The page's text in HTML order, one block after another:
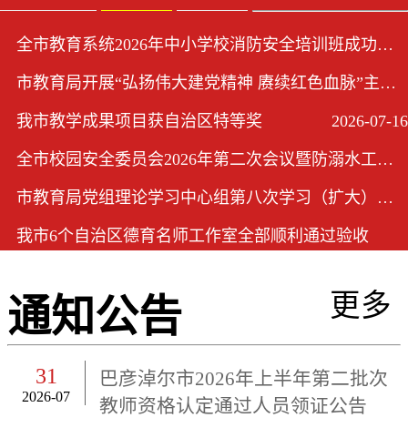
全市教育系统2026年中小学校消防安全培训班成功举办
2026-08-04
市教育局开展“弘扬伟大建党精神 赓续红色血脉”主题党日活动
2026-07-17
我市教学成果项目获自治区特等奖 2026-07-16
全市校园安全委员会2026年第二次会议暨防溺水工作会议在市教育局召开
2026-07-03
市教育局党组理论学习中心组第八次学习（扩大）会议召开
2026-06-24
我市6个自治区德育名师工作室全部顺利通过验收
通知公告 更多
31
2026-07
巴彦淖尔市2026年上半年第二批次
教师资格认定通过人员领证公告